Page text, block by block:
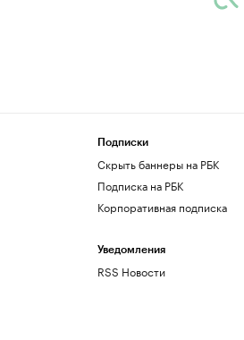
Подписки
Скрыть баннеры на РБК
Подписка на РБК
Корпоративная подписка
Уведомления
RSS Новости